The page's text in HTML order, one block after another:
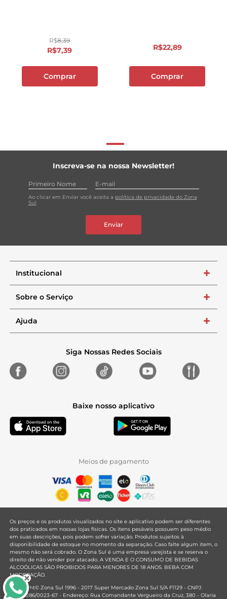
R$8,39
R$7,39
Comprar
R$22,89
Comprar
Inscreva-se na nossa Newsletter!
Ao clicar em Enviar você aceita a política de privacidade do Zona
Sul
Enviar
Institucional +
Sobre o Serviço +
Ajuda +
Siga Nossas Redes Sociais
Baixe nosso aplicativo
Meios de pagamento
Os preços e os produtos visualizados no site e aplicativo podem ser diferentes
dos praticados em nossas lojas físicas. Os itens pesáveis possuem peso médio
em suas descrições, pois podem sofrer variação. Produtos sujeitos à
disponibilidade de estoque no momento da separação. Caso falte algum item, o
mesmo não será cobrado. O Zona Sul é uma empresa varejista e se reserva o
direito de não vender por atacado. A VENDA E O CONSUMO DE BEBIDAS
ALCOÓLICAS SÃO PROIBIDOS PARA MENORES DE 18 ANOS. BEBA COM
MODERAÇÃO.
Copyright© Zona Sul 1996 - 2017 Super Mercado Zona Sul S/A F1129 - CNPJ:
33.381.286/0023-67 - Endereço: Rua Comandante Vergueiro da Cruz, 380 - Olaria